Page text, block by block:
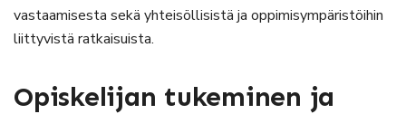
vastaamisesta sekä yhteisöllisistä ja oppimisympäristöihin
liittyvistä ratkaisuista.
Opiskelijan tukeminen ja